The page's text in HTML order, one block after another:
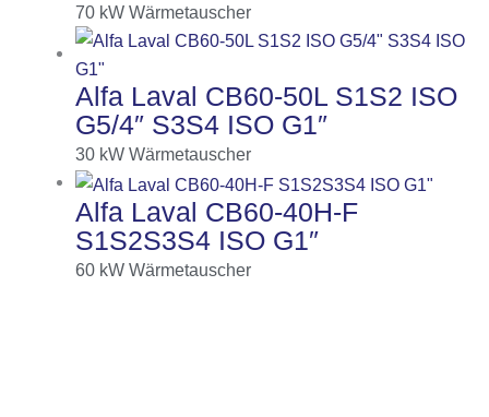
70 kW Wärmetauscher
Alfa Laval CB60-50L S1S2 ISO
G5/4″ S3S4 ISO G1″
30 kW Wärmetauscher
Alfa Laval CB60-40H-F
S1S2S3S4 ISO G1″
60 kW Wärmetauscher